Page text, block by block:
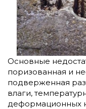
Основные
поризованная и
подверженная
влаги,
деформационных